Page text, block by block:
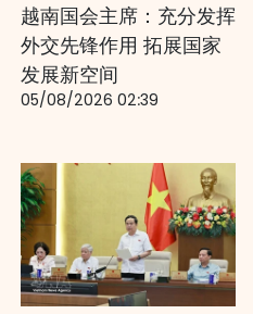
越南国会主席：充分发挥
外交先锋作用 拓展国家
发展新空间
05/08/2026 02:39